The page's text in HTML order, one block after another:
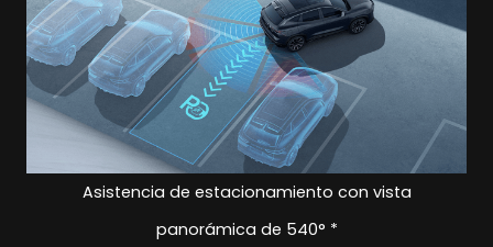
Asistencia de estacionamiento con vista
panorámica de 540° *